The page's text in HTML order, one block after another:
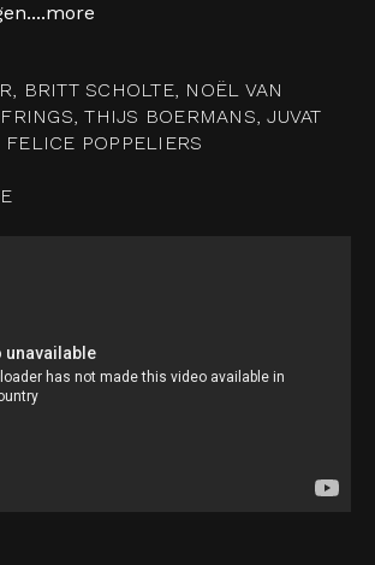
more
BRITT SCHOLTE, NOËL VAN
THIJS BOERMANS, JUVAT
FELICE POPPELIERS